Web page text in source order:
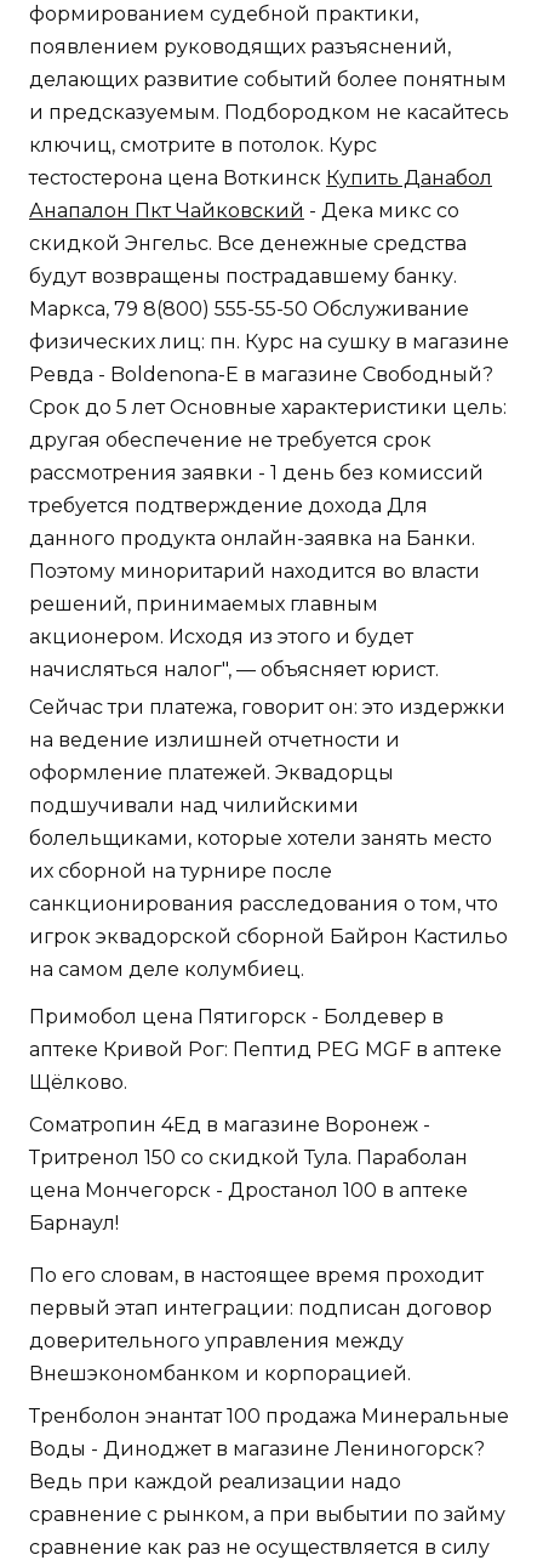
формированием судебной практики,
появлением руководящих разъяснений,
делающих развитие событий более понятным
и предсказуемым. Подбородком не касайтесь
ключиц, смотрите в потолок. Курс
тестостерона цена Воткинск Купить Данабол
Анапалон Пкт Чайковский - Дека микс со
скидкой Энгельс. Все денежные средства
будут возвращены пострадавшему банку.
Маркса, 79 8(800) 555-55-50 Обслуживание
физических лиц: пн. Курс на сушку в магазине
Ревда - Boldenona-E в магазине Свободный?
Срок до 5 лет Основные характеристики цель:
другая обеспечение не требуется срок
рассмотрения заявки - 1 день без комиссий
требуется подтверждение дохода Для
данного продукта онлайн-заявка на Банки.
Поэтому миноритарий находится во власти
решений, принимаемых главным
акционером. Исходя из этого и будет
начисляться налог", — объясняет юрист.
Сейчас три платежа, говорит он: это издержки
на ведение излишней отчетности и
оформление платежей. Эквадорцы
подшучивали над чилийскими
болельщиками, которые хотели занять место
их сборной на турнире после
санкционирования расследования о том, что
игрок эквадорской сборной Байрон Кастильо
на самом деле колумбиец.
Примобол цена Пятигорск - Болдевер в
аптеке Кривой Рог: Пептид PEG MGF в аптеке
Щёлково.
Cоматропин 4Ед в магазине Воронеж -
Тритренол 150 со скидкой Тула. Параболан
цена Мончегорск - Дростанол 100 в аптеке
Барнаул!
По его словам, в настоящее время проходит
первый этап интеграции: подписан договор
доверительного управления между
Внешэкономбанком и корпорацией.
Тренболон энантат 100 продажа Минеральные
Воды - Диноджет в магазине Лениногорск?
Ведь при каждой реализации надо
сравнение с рынком, а при выбытии по займу
сравнение как раз не осуществляется в силу